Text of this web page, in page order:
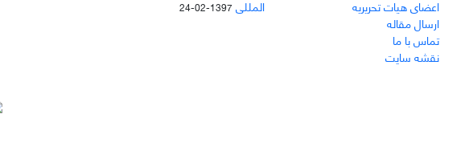
اعضای هیات تحریریه
ارسال مقاله
تماس با ما
نقشه سایت
المللی 1397-02-24